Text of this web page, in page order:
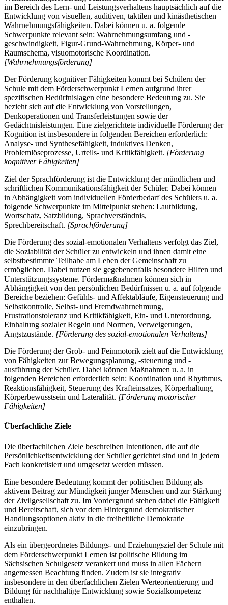
im Bereich des Lern- und Leistungsverhaltens hauptsächlich auf die
Entwicklung von visuellen, auditiven, taktilen und kinästhetischen
Wahrnehmungsfähigkeiten. Dabei können u. a. folgende
Schwerpunkte relevant sein: Wahrnehmungsumfang und -
geschwindigkeit, Figur-Grund-Wahrnehmung, Körper- und
Raumschema, visuomotorische Koordination.
[Wahrnehmungsförderung]
Der Förderung kognitiver Fähigkeiten kommt bei Schülern der
Schule mit dem Förderschwerpunkt Lernen aufgrund ihrer
spezifischen Bedürfnislagen eine besondere Bedeutung zu. Sie
bezieht sich auf die Entwicklung von Vorstellungen,
Denkoperationen und Transferleistungen sowie der
Gedächtnisleistungen. Eine zielgerichtete individuelle Förderung der
Kognition ist insbesondere in folgenden Bereichen erforderlich:
Analyse- und Synthesefähigkeit, induktives Denken,
Problemlöseprozesse, Urteils- und Kritikfähigkeit. [Förderung
kognitiver Fähigkeiten]
Ziel der Sprachförderung ist die Entwicklung der mündlichen und
schriftlichen Kommunikationsfähigkeit der Schüler. Dabei können
in Abhängigkeit vom individuellen Förderbedarf des Schülers u. a.
folgende Schwerpunkte im Mittelpunkt stehen: Lautbildung,
Wortschatz, Satzbildung, Sprachverständnis,
Sprechbereitschaft. [Sprachförderung]
Die Förderung des sozial-emotionalen Verhaltens verfolgt das Ziel,
die Soziabilität der Schüler zu entwickeln und ihnen damit eine
selbstbestimmte Teilhabe am Leben der Gemeinschaft zu
ermöglichen. Dabei nutzen sie gegebenenfalls besondere Hilfen und
Unterstützungssysteme. Fördermaßnahmen können sich in
Abhängigkeit von den persönlichen Bedürfnissen u. a. auf folgende
Bereiche beziehen: Gefühls- und Affektabläufe, Eigensteuerung und
Selbstkontrolle, Selbst- und Fremdwahrnehmung,
Frustrationstoleranz und Kritikfähigkeit, Ein- und Unterordnung,
Einhaltung sozialer Regeln und Normen, Verweigerungen,
Angstzustände. [Förderung des sozial-emotionalen Verhaltens]
Die Förderung der Grob- und Feinmotorik zielt auf die Entwicklung
von Fähigkeiten zur Bewegungsplanung, -steuerung und -
ausführung der Schüler. Dabei können Maßnahmen u. a. in
folgenden Bereichen erforderlich sein: Koordination und Rhythmus,
Reaktionsfähigkeit, Steuerung des Krafteinsatzes, Körperhaltung,
Körperbewusstsein und Lateralität. [Förderung motorischer
Fähigkeiten]
Überfachliche Ziele
Die überfachlichen Ziele beschreiben Intentionen, die auf die
Persönlichkeitsentwicklung der Schüler gerichtet sind und in jedem
Fach konkretisiert und umgesetzt werden müssen.
Eine besondere Bedeutung kommt der politischen Bildung als
aktivem Beitrag zur Mündigkeit junger Menschen und zur Stärkung
der Zivilgesellschaft zu. Im Vordergrund stehen dabei die Fähigkeit
und Bereitschaft, sich vor dem Hintergrund demokratischer
Handlungsoptionen aktiv in die freiheitliche Demokratie
einzubringen.
Als ein übergeordnetes Bildungs- und Erziehungsziel der Schule mit
dem Förderschwerpunkt Lernen ist politische Bildung im
Sächsischen Schulgesetz verankert und muss in allen Fächern
angemessen Beachtung finden. Zudem ist sie integrativ
insbesondere in den überfachlichen Zielen Werteorientierung und
Bildung für nachhaltige Entwicklung sowie Sozialkompetenz
enthalten.